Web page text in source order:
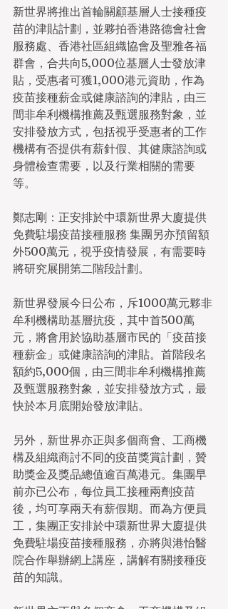
新世界將推出首輪關顧基層人士接種疫
苗的津貼計劃，並夥拍香港路德會社會
服務處、香港社區組織協會及聖雅各福
群會，合共向5,000位基層人士發放津
貼，受惠者可獲1,000港元資助，作為
疫苗接種薪金或健康諮詢的津貼，由三
間非牟利機構推薦及甄選服務對象，並
安排發放方式，包括視乎受惠者的工作
機構有否提供有薪針假、其健康諮詢或
身體檢查需要，以及行業相關的需要
等。
鄭志剛：正安排於中環新世界大廈提供
免費駐場疫苗接種服務 集團另亦預留額
外500萬元，視乎疫情發展，有需要時
將研究展開第二階段計劃。
新世界發展今日公布，斥1000萬元夥非
牟利機構助基層抗疫，其中首500萬
元，將會用於協助基層市民的「疫苗接
種薪金」或健康諮詢的津貼。首階段名
額約5,000個，由三間非牟利機構推薦
及甄選服務對象，並安排發放方式，最
快於本月底開始發放津貼。
另外，新世界亦正與多個商會、工商機
構及組織商討不同的疫苗獎賞計劃，贊
助獎金及獎品總值逾百萬港元。集團早
前亦已公布，每位員工接種兩劑疫苗
後，均可享兩天有薪假期。而為方便員
工，集團正安排於中環新世界大廈提供
免費駐場疫苗接種服務，亦將與港怡醫
院合作舉辦網上講座，講解有關接種疫
苗的知識。